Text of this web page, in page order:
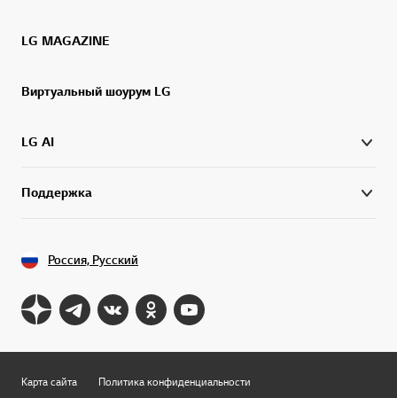
LG MAGAZINE
Виртуальный шоурум LG
LG AI
Поддержка
Россия, Русский
Карта сайта
Политика конфиденциальности